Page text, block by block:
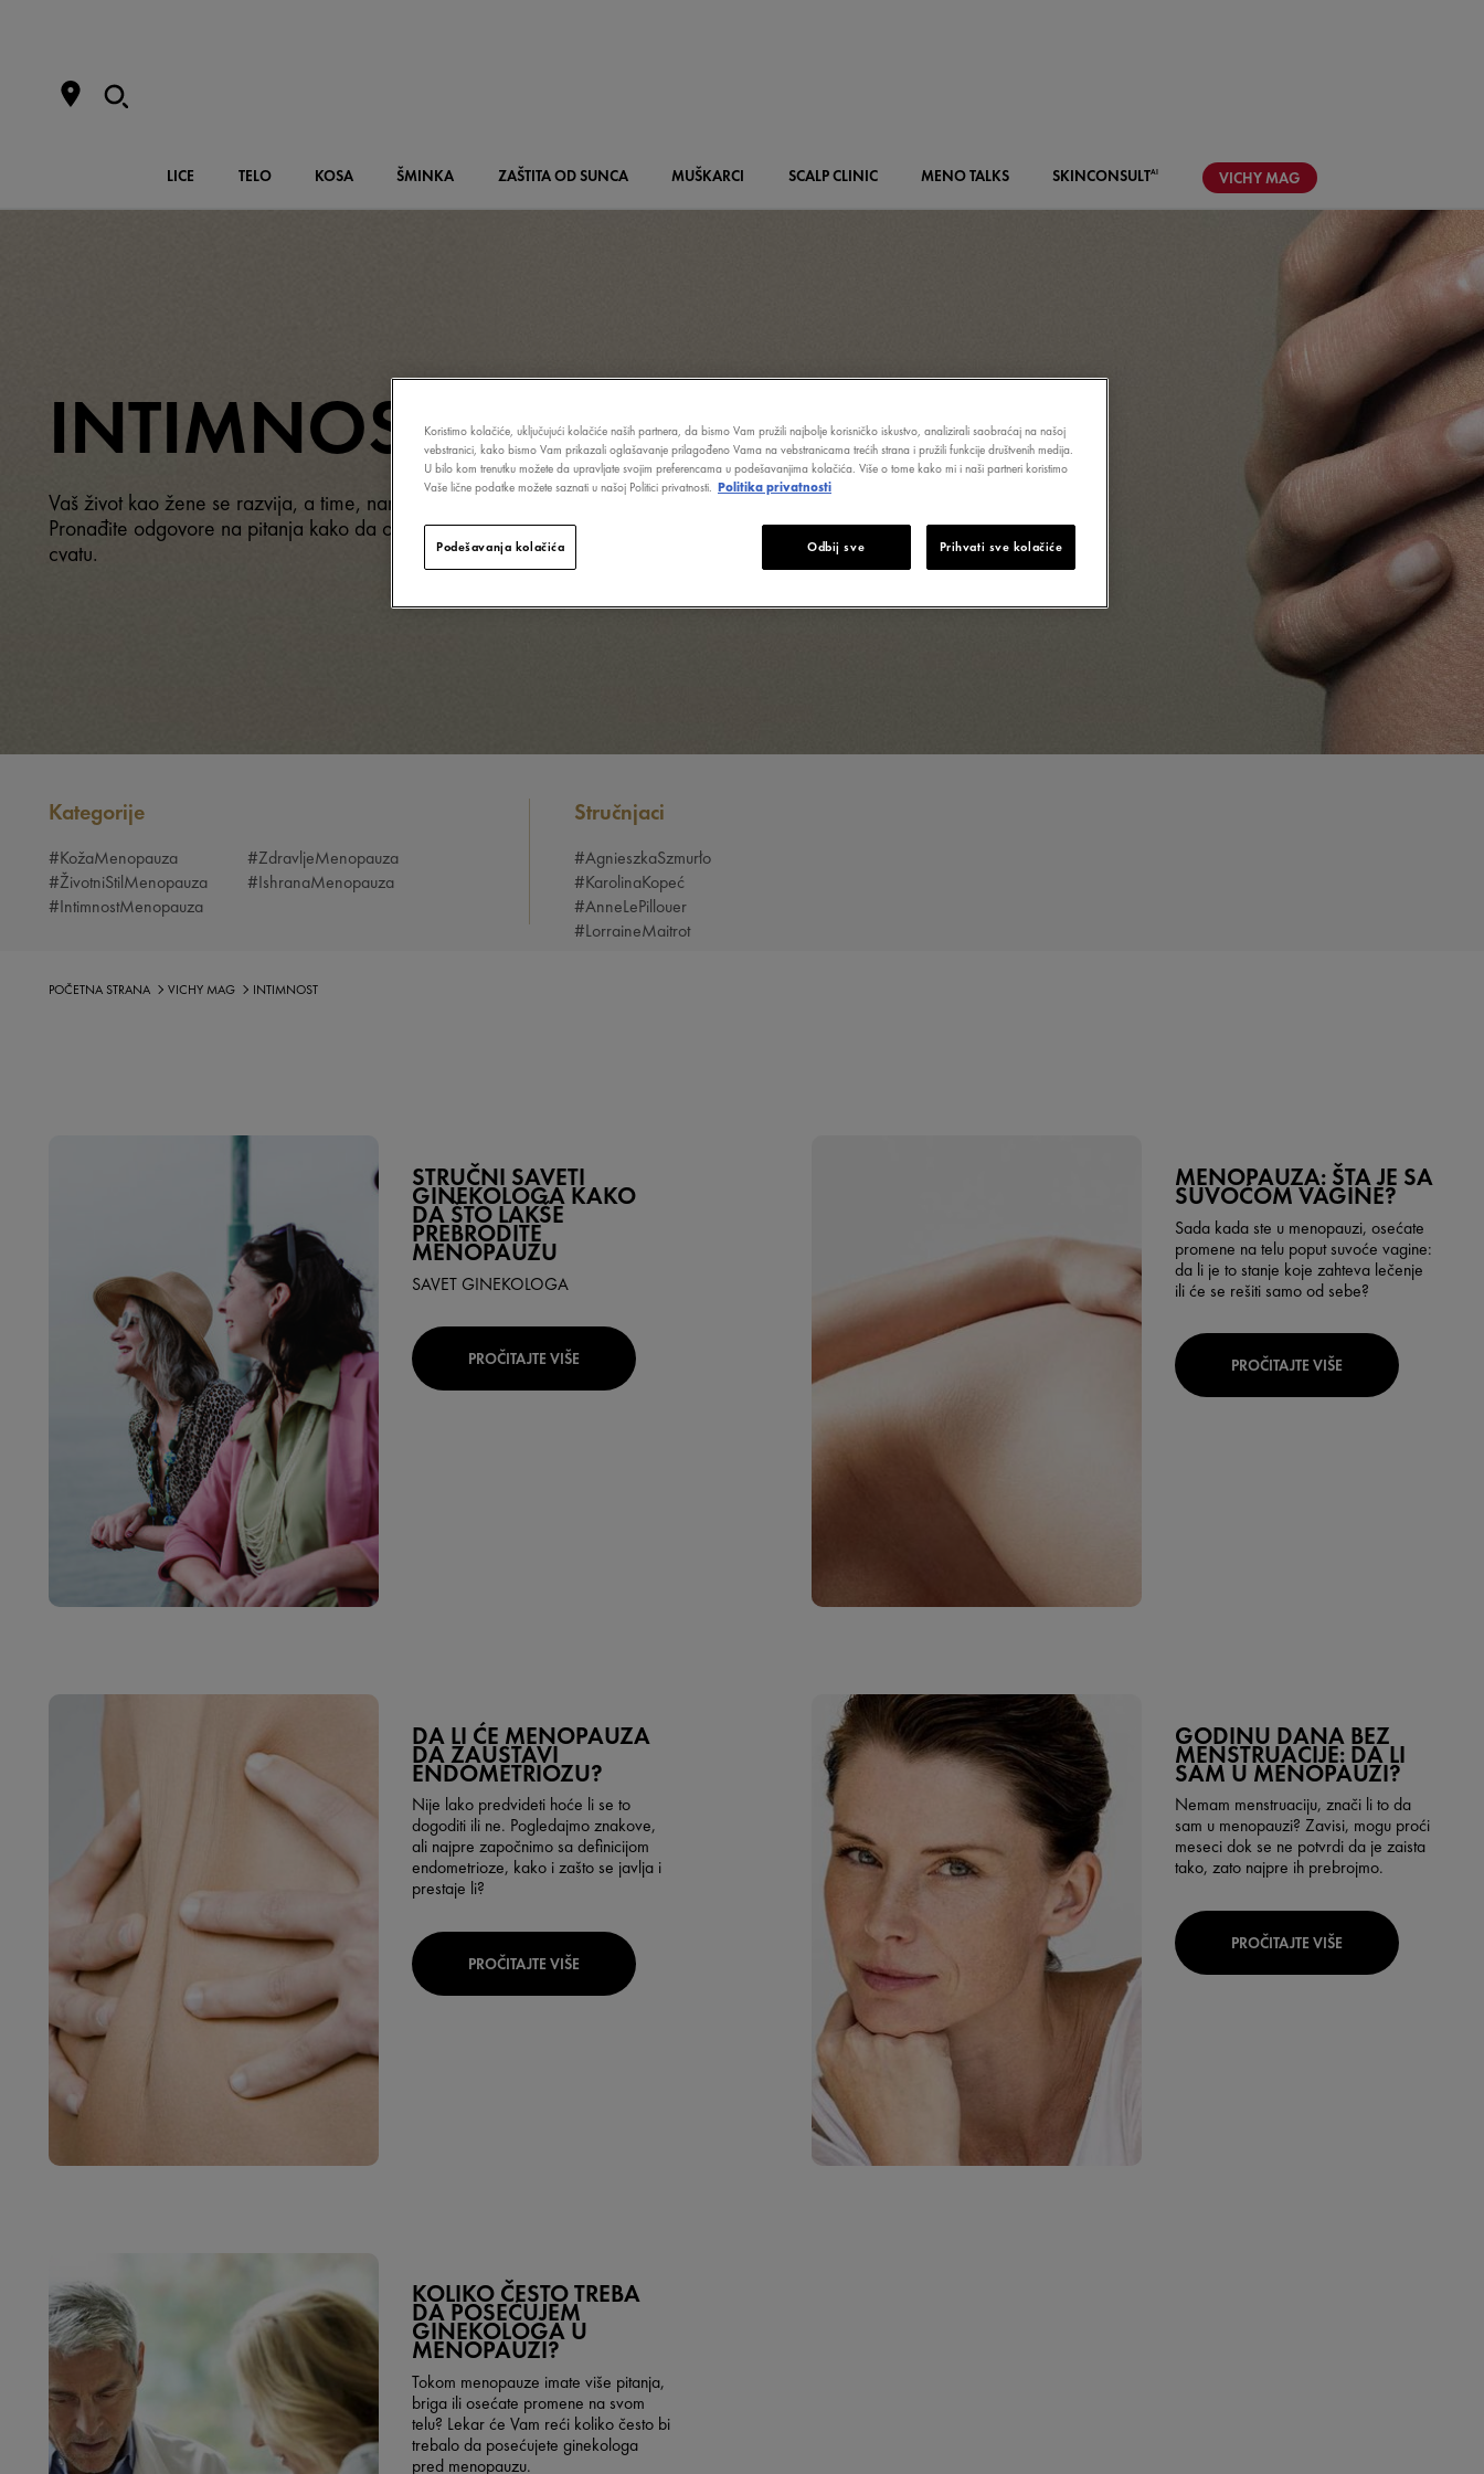
LICE TELO KOSA ŠMINKA ZAŠTITA OD SUNCA MUŠKARCI SCALPCLINIC MENOTALKS SKINCONSULTAI VICHYMAG
INTIMNOST
Vaš život kao žene se razvija, a time, naravno, i intimni život.
Pronađite odgovore na pitanja kako da ostanete žena u punom
cvatu.
Kategorije
#KožaMenopauza
#ZdravljeMenopauza
#ŽivotniStilMenopauza
#IshranaMenopauza
#IntimnostMenopauza
Stručnjaci
#AgnieszkaSzmurło
#KarolinaKopeć
#AnneLePillouer
#LorraineMaitrot
POČETNA STRANA VICHY MAG INTIMNOST
STRUČNI SAVETI
GINEKOLOGA KAKO
DA ŠTO LAKŠE
PREBRODITE
MENOPAUZU
SAVET GINEKOLOGA
PROČITAJTE VIŠE
MENOPAUZA: ŠTA JE SA
SUVOĆOM VAGINE?
Sada kada ste u menopauzi, osećate
promene na telu poput suvoće vagine:
da li je to stanje koje zahteva lečenje
ili će se rešiti samo od sebe?
PROČITAJTE VIŠE
DA LI ĆE MENOPAUZA
DA ZAUSTAVI
ENDOMETRIOZU?
Nije lako predvideti hoće li se to
dogoditi ili ne. Pogledajmo znakove,
ali najpre započnimo sa definicijom
endometrioze, kako i zašto se javlja i
prestaje li?
PROČITAJTE VIŠE
GODINU DANA BEZ
MENSTRUACIJE: DA LI
SAM U MENOPAUZI?
Nemam menstruaciju, znači li to da
sam u menopauzi? Zavisi, mogu proći
meseci dok se ne potvrdi da je zaista
tako, zato najpre ih prebrojmo.
PROČITAJTE VIŠE
KOLIKO ČESTO TREBA
DA POSEĆUJEM
GINEKOLOGA U
MENOPAUZI?
Tokom menopauze imate više pitanja,
briga ili osećate promene na svom
telu? Lekar će Vam reći koliko često bi
trebalo da posećujete ginekologa
pred menopauzu.
Koristimo kolačiće, uključujući kolačiće naših partnera, da bismo Vam pružili najbolje korisničko iskustvo, analizirali saobraćaj na našoj
vebstranici, kako bismo Vam prikazali oglašavanje prilagođeno Vama na vebstranicama trećih strana i pružili funkcije društvenih medija.
U bilo kom trenutku možete da upravljate svojim preferencama u podešavanjima kolačića. Više o tome kako mi i naši partneri koristimo
Vaše lične podatke možete saznati u našoj Politici privatnosti. Politika privatnosti
Odbij sve Prihvati sve kolačiće
Podešavanja kolačića